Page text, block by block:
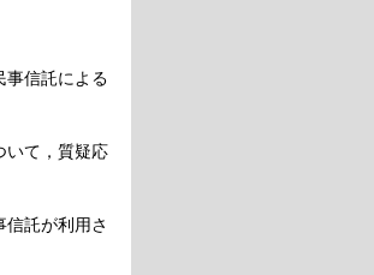
事信託による
いて，質疑応
託が利用さ